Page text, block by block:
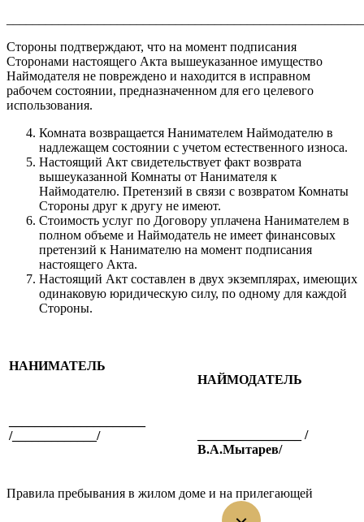
Стороны подтверждают, что на момент подписания
Сторонами настоящего Акта вышеуказанное имущество
Наймодателя не повреждено и находится в исправном
рабочем состоянии, предназначенном для его целевого
использования.
Комната возвращается Нанимателем Наймодателю в
надлежащем состоянии с учетом естественного износа.
Настоящий Акт свидетельствует факт возврата
вышеуказанной Комнаты от Нанимателя к
Наймодателю. Претензий в связи с возвратом Комнаты
Стороны друг к другу не имеют.
Стоимость услуг по Договору уплачена Нанимателем в
полном объеме и Наймодатель не имеет финансовых
претензий к Нанимателю на момент подписания
настоящего Акта.
Настоящий Акт составлен в двух экземплярах, имеющих
одинаковую юридическую силу, по одному для каждой
Стороны.
НАНИМАТЕЛЬ
/_____________/
НАЙМОДАТЕЛЬ
________________ /
В.А.Мытарев/
Правила пребывания в жилом доме и на прилегающей